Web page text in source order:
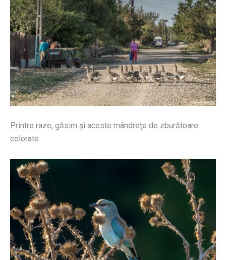
Printre raze, găsim şi aceste mândreţe de zburătoare
colorate.